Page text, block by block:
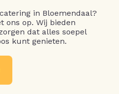
in Bloemendaal?
ons op. Wij bieden
dat alles soepel
kunt genieten.